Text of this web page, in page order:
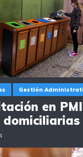
Gestión
en